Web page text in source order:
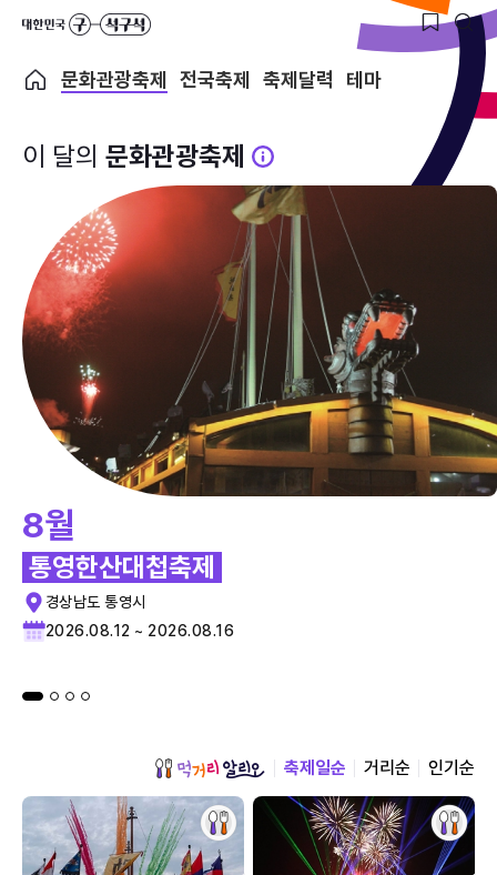
문화관광축제 전국축제 축제달력 테마
이 달의 문화관광축제
8월
통영한산대첩축제
경상남도 통영시
2026.08.12 ~ 2026.08.16
축제일순 거리순 인기순